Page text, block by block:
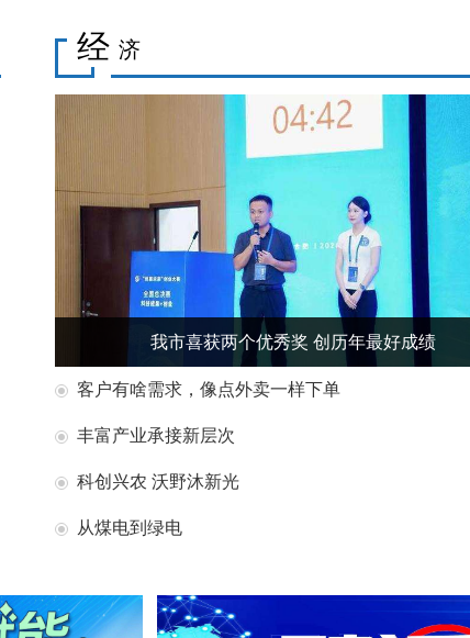
经 济
我市喜获两个优秀奖 创历年最好成绩
客户有啥需求，像点外卖一样下单
丰富产业承接新层次
科创兴农 沃野沐新光
从煤电到绿电